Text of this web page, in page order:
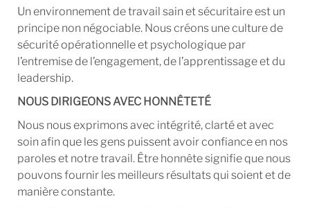
Un environnement de travail sain et sécuritaire est un
principe non négociable. Nous créons une culture de
sécurité opérationnelle et psychologique par
l’entremise de l’engagement, de l’apprentissage et du
leadership.
NOUS DIRIGEONS AVEC HONNÊTETÉ
Nous nous exprimons avec intégrité, clarté et avec
soin afin que les gens puissent avoir confiance en nos
paroles et notre travail. Être honnête signifie que nous
pouvons fournir les meilleurs résultats qui soient et de
manière constante.